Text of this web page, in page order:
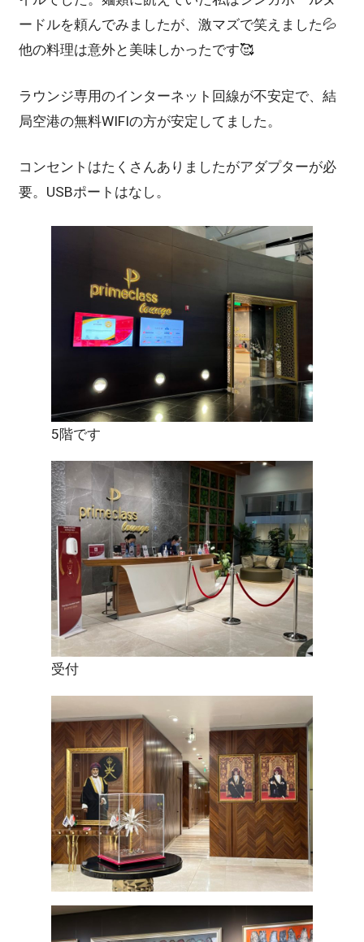
ードルを頼んでみましたが、激マズで笑えました💦
他の料理は意外と美味しかったです🥰
ラウンジ専用のインターネット回線が不安定で、結
局空港の無料WIFIの方が安定してました。
コンセントはたくさんありましたがアダプターが必
要。USBポートはなし。
5階です
受付